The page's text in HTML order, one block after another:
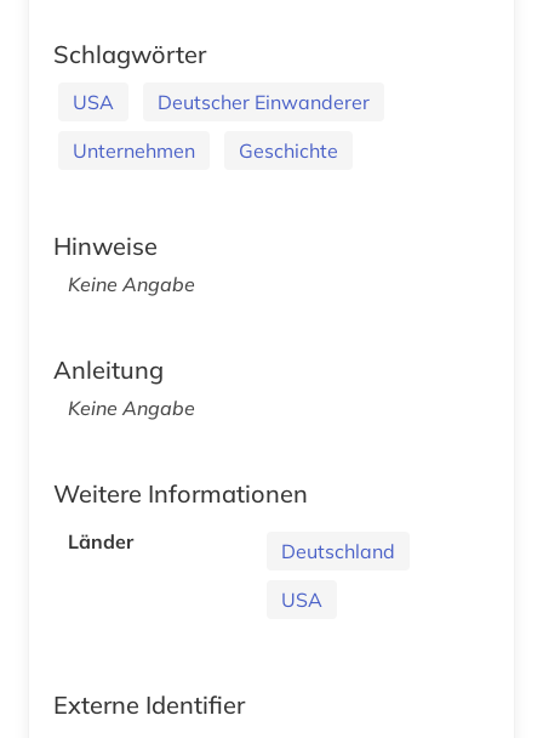
Schlagwörter
USA
Deutscher Einwanderer
Unternehmen
Geschichte
Hinweise
Keine Angabe
Anleitung
Keine Angabe
Weitere Informationen
Länder
Deutschland
USA
Externe Identifier